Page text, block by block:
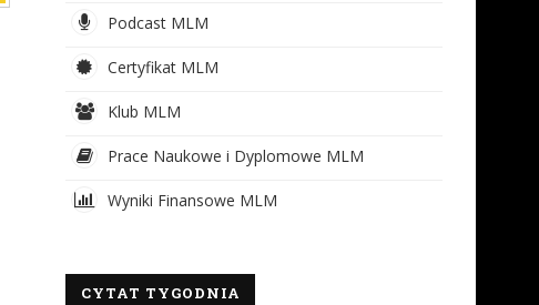
Podcast MLM
Certyfikat MLM
Klub MLM
Prace Naukowe i Dyplomowe MLM
Wyniki Finansowe MLM
CYTAT TYGODNIA